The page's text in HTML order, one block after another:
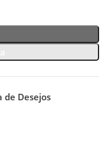
de Desejos